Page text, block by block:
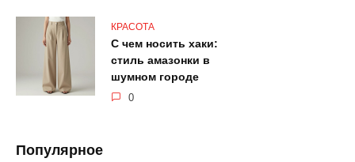
КРАСОТА
С чем носить хаки:
стиль амазонки в
шумном городе
0
Популярное